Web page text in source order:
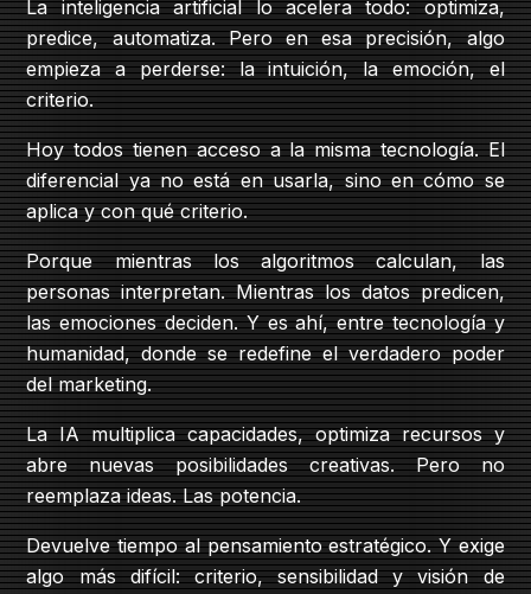
La inteligencia artificial lo acelera todo: optimiza,
predice, automatiza. Pero en esa precisión, algo
empieza a perderse: la intuición, la emoción, el
criterio.
Hoy todos tienen acceso a la misma tecnología. El
diferencial ya no está en usarla, sino en cómo se
aplica y con qué criterio.
Porque mientras los algoritmos calculan, las
personas interpretan. Mientras los datos predicen,
las emociones deciden. Y es ahí, entre tecnología y
humanidad, donde se redefine el verdadero poder
del marketing.
La IA multiplica capacidades, optimiza recursos y
abre nuevas posibilidades creativas. Pero no
reemplaza ideas. Las potencia.
Devuelve tiempo al pensamiento estratégico. Y exige
algo más difícil: criterio, sensibilidad y visión de